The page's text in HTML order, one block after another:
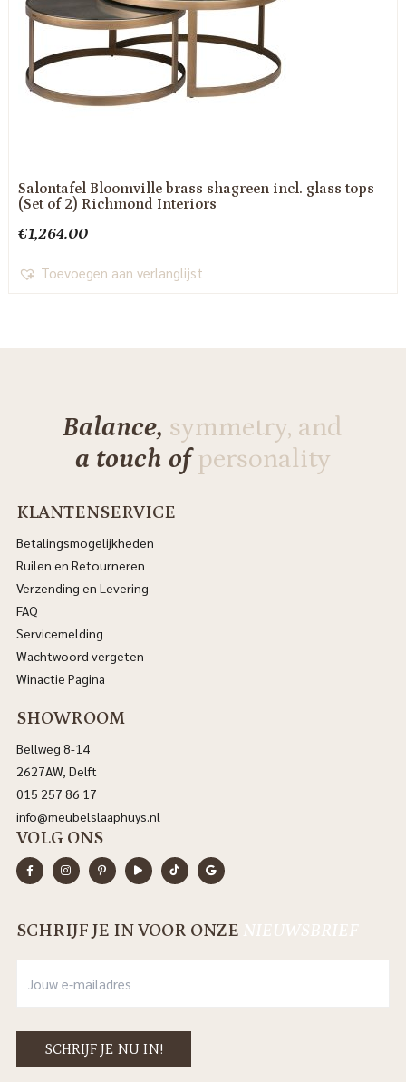
Salontafel Bloomville brass shagreen incl. glass tops
(Set of 2) Richmond Interiors
€1,264.00
Toevoegen aan verlanglijst
Balance, symmetry, and
a touch ofpersonality
KLANTENSERVICE
Betalingsmogelijkheden
Ruilen en Retourneren
Verzending en Levering
FAQ
Servicemelding
Wachtwoord vergeten
Winactie Pagina
SHOWROOM
Bellweg 8-14
2627AW, Delft
015 257 86 17
info@meubelslaaphuys.nl
VOLG ONS
SCHRIJF JE IN VOOR ONZE NIEUWSBRIEF